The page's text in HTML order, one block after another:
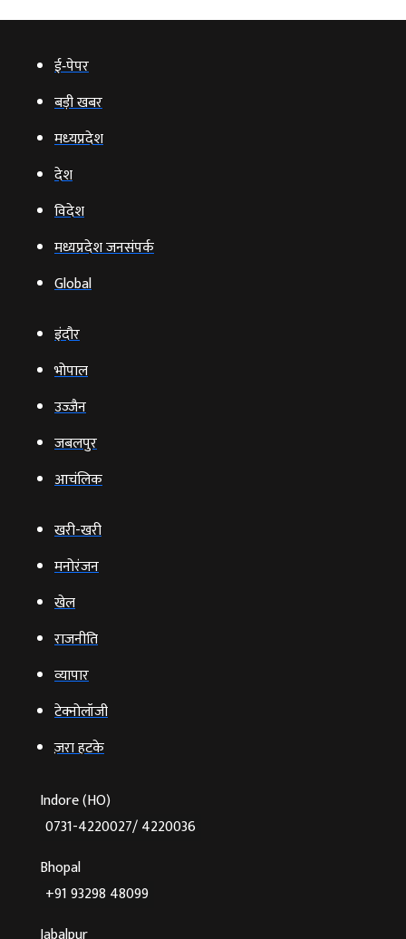
ई‑पेपर
बड़ी खबर
मध्‍यप्रदेश
देश
विदेश
मध्यप्रदेश जनसंपर्क
Global
इंदौर
भोपाल
उज्‍जैन
जबलपुर
आचंलिक
खरी-खरी
मनोरंजन
खेल
राजनीति
व्‍यापार
टेक्‍नोलॉजी
ज़रा हटके
Indore (HO)
0731-4220027/ 4220036
Bhopal
+91 93298 48099